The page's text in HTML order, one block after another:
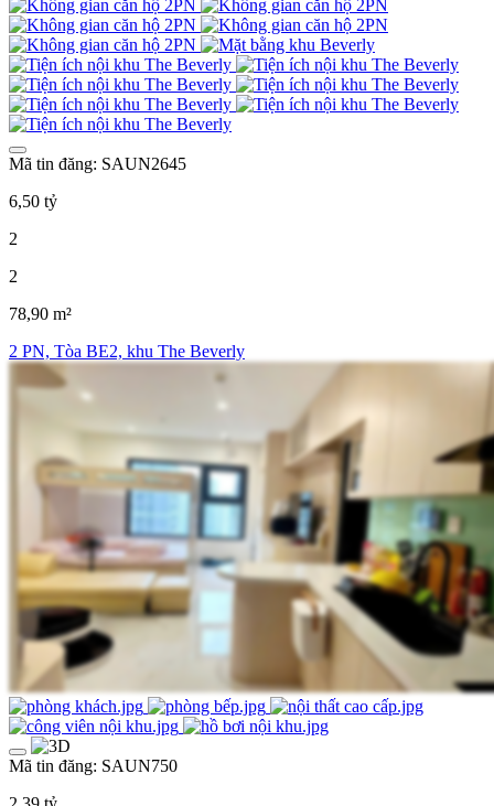
Mã tin đăng: SAUN2645
6,50 tỷ
2
2
78,90 m²
2 PN, Tòa BE2, khu The Beverly
Mã tin đăng: SAUN750